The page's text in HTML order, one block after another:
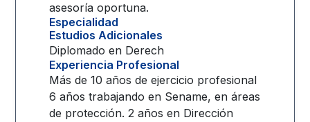
asesoría oportuna.
Especialidad
Estudios Adicionales
Diplomado en Derech
Experiencia Profesional
Más de 10 años de ejercicio profesional
6 años trabajando en Sename, en áreas
de protección. 2 años en Dirección